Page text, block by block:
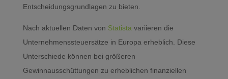
Entscheidungsgrundlagen zu bieten.
Nach aktuellen Daten von Statista variieren die
Unternehmenssteuersätze in Europa erheblich. Diese
Unterschiede können bei größeren
Gewinnausschüttungen zu erheblichen finanziellen